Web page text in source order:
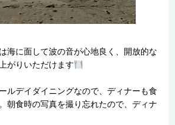
海に面して波の音が心地良く、開放的な
がりいただけます
ルデイダイニングなので、ディナーも食
朝食時の写真を撮り忘れたので、ディナ